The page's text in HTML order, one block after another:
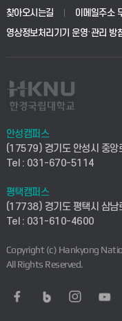
생명공학부
사회안전시스템공학부
컴퓨터응용수학부
ICT로봇기계공학부
전자전기공학부
디자인건축융합학부
AI융합학부
교육대학원
학사시스템(전문학사 및
사이버캠퍼스(전문학사 및
시설바로처리서비스
연구실안전관리시스템
산학연구관리시스템
찾아오시는길(평택)
통학버스안내(안성)
산학협력단
취업지원센터
창업지원센터
현장실습지원센터
찾아오시는길
이메일주소
영상정보처리기기 운영·관리 방
안성캠퍼스
(17579) 경기도 안성시 중
Tel : 031-670-5114
평택캠퍼스
(17738) 경기도 평택시 삼
Tel : 031-610-4600
Copyright (c) Hankyong
All Rights Reserved.